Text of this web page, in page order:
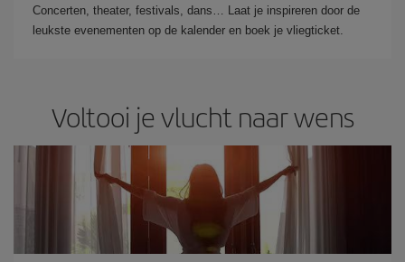
Concerten, theater, festivals, dans… Laat je inspireren door de
leukste evenementen op de kalender en boek je vliegticket.
Voltooi je vlucht naar wens